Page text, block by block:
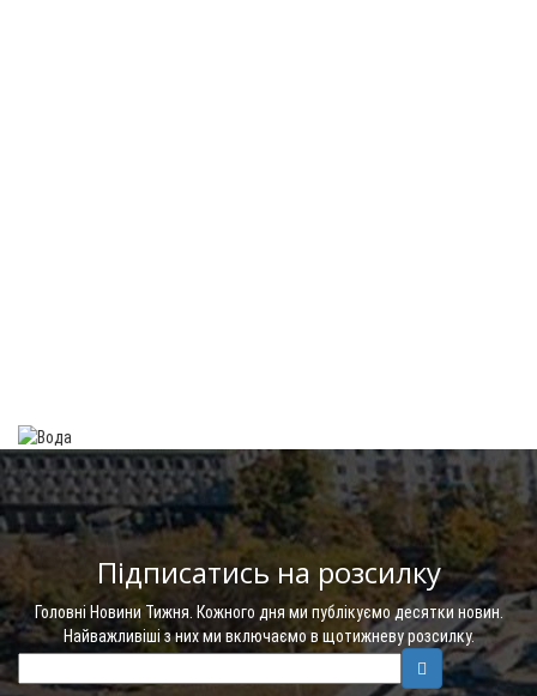
Підписатись на розсилку
Головні Новини Тижня. Кожного дня ми публікуємо десятки новин.
Найважливіші з них ми включаємо в щотижневу розсилку.